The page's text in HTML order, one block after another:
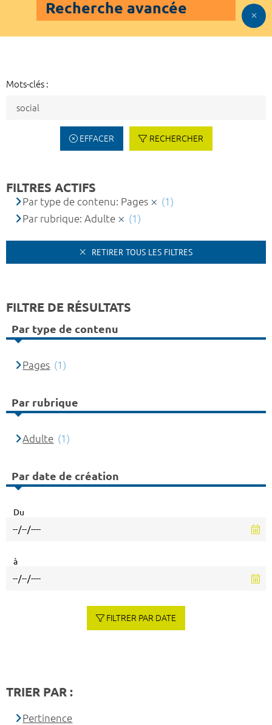
Recherche avancée
Mots-clés :
EFFACER RECHERCHER
FILTRES ACTIFS
Par type de contenu: Pages
(1)
Par rubrique: Adulte
(1)
RETIRER TOUS LES FILTRES
FILTRE DE RÉSULTATS
Par type de contenu
Pages (1)
Par rubrique
Adulte (1)
Par date de création
Du
à
FILTRER PAR DATE
TRIER PAR :
Pertinence